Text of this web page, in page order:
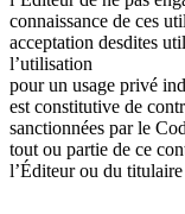
connaissance de ces
acceptation desdites
l’utilisation
pour un usage privé
est constitutive de
sanctionnées par le
tout ou partie de ce
l’Éditeur ou du